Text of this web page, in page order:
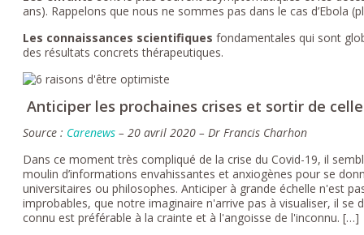
ans). Rappelons que nous ne sommes pas dans le cas d’Ebola
Les connaissances scientifiques fondamentales qui sont
des résultats concrets thérapeutiques.
Anticiper les prochaines crises et sortir de
Source : Carenews – 20 avril 2020 – Dr Francis Charhon
Dans ce moment très compliqué de la crise du Covid-19, il
moulin d’informations envahissantes et anxiogènes pour se
universitaires ou philosophes. Anticiper à grande échelle n'est
improbables, que notre imaginaire n'arrive pas à visualiser, il
connu est préférable à la crainte et à l'angoisse de l'inconnu. […]